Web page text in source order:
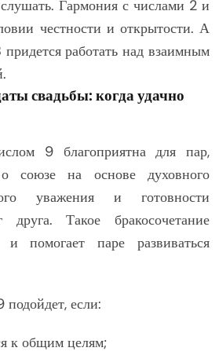
Гармония с числами 2 и
честности и открытости. А
работать над взаимным
свадьбы: когда удачно
9 благоприятна для пар,
союзе на основе духовного
уважения и готовности
друга. Такое бракосочетание
и помогает паре развиваться
если:
к общим целям;